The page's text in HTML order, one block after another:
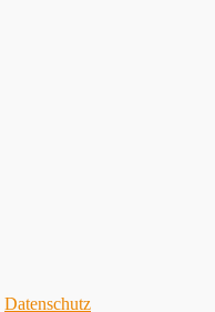
Datenschutz